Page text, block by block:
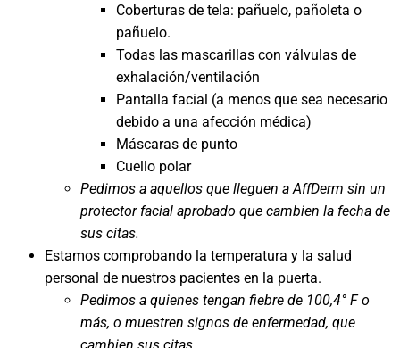
Coberturas de tela: pañuelo, pañoleta o
pañuelo.
Todas las mascarillas con válvulas de
exhalación/ventilación
Pantalla facial (a menos que sea necesario
debido a una afección médica)
Máscaras de punto
Cuello polar
Pedimos a aquellos que lleguen a AffDerm sin un
protector facial aprobado que cambien la fecha de
sus citas.
Estamos comprobando la temperatura y la salud
personal de nuestros pacientes en la puerta.
Pedimos a quienes tengan fiebre de 100,4° F o
más, o muestren signos de enfermedad, que
cambien sus citas.